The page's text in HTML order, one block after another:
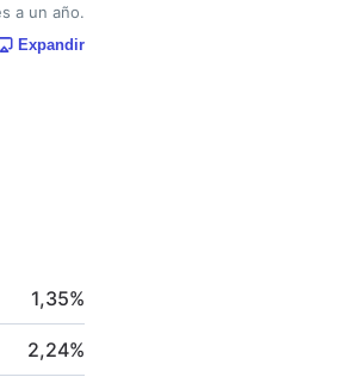
a un año.
Expandir
1,35%
2,24%